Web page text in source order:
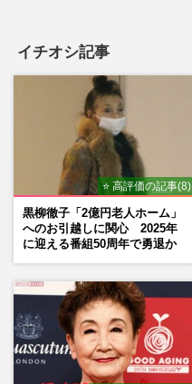
イチオシ記事
⭐ 高評価の記事(8)
黒柳徹子「2億円老人ホーム」
へのお引越しに関心 2025年
に迎える番組50周年で勇退か